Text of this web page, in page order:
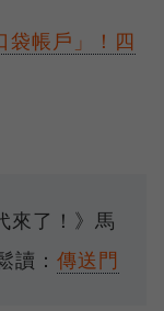
袋帳戶」！四
來了！》馬
讀： 傳送門